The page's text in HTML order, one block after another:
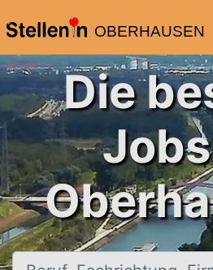
OBERHAUSEN
Die
Beruf, Fachrichtung, Firma